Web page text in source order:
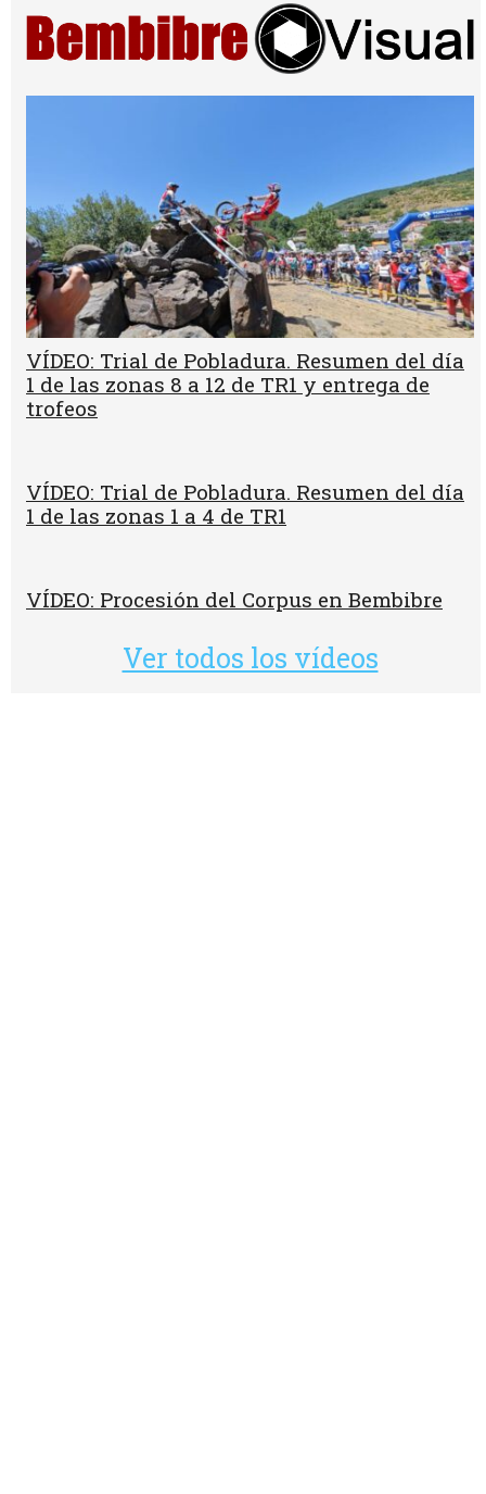
VÍDEO: Trial de Pobladura. Resumen del día
1 de las zonas 8 a 12 de TR1 y entrega de
trofeos
VÍDEO: Trial de Pobladura. Resumen del día
1 de las zonas 1 a 4 de TR1
VÍDEO: Procesión del Corpus en Bembibre
Ver todos los vídeos